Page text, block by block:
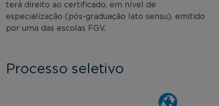
terá direito ao certificado, em nível de
especialização (pós-graduação lato sensu), emitido
por uma das escolas FGV.
Processo seletivo